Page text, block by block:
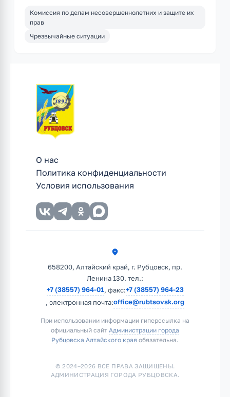
Комиссия по делам несовершеннолетних и защите их
прав
Чрезвычайные ситуации
О нас
Политика конфиденциальности
Условия использования
658200, Алтайский край, г. Рубцовск, пр.
Ленина 130. тел.:
+7 (38557) 964-01, факс:+7 (38557) 964-23
, электронная почта:office@rubtsovsk.org
При использовании информации гиперссылка на
официальный сайт Администрации города
Рубцовска Алтайского края обязательна.
© 2024–2026 ВСЕ ПРАВА ЗАЩИЩЕНЫ.
АДМИНИСТРАЦИЯ ГОРОДА РУБЦОВСКА.